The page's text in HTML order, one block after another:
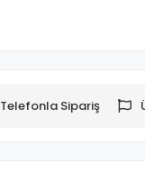
Telefonla Sipariş